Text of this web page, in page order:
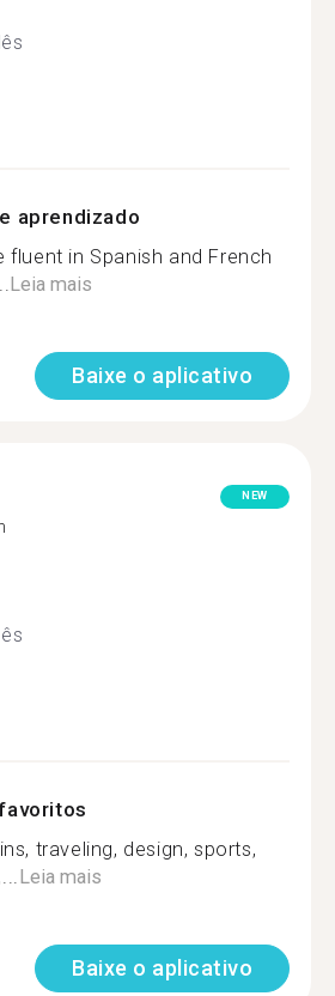
aprendizado
fluent in Spanish and French
Leia mais
Baixe o aplicativo
NEW
traveling, design, sports,
Leia mais
Baixe o aplicativo